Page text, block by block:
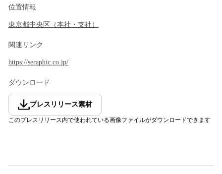
位置情報
東京都中央区 （本社・支社 ）
関連リンク
https://seraphic.co.jp/
ダウンロード
プレスリリース素材
このプレスリリース内で使われている画像ファイルがダウンロードできます